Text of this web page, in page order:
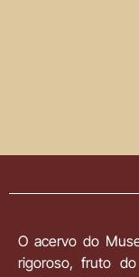
O acervo do
rigoroso, fruto